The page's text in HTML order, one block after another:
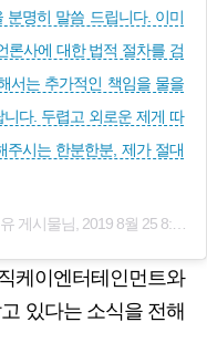
명히 말씀 드립니다. 이미
론사에 대한 법적 절차를 검
서는 추가적인 책임을 물을
다. 두렵고 외로운 제게 따
시는 한분한분, 제가 절대
게시물님, 2019 8월 25 8:59오후 PDT
케이엔터테인먼트와
있다는 소식을 전해